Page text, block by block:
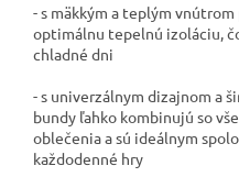
- s mäkkým a teplým vnútrom
optimálnu tepelnú izoláciu,
chladné dni
- s univerzálnym dizajnom a
bundy ľahko kombinujú so
oblečenia a sú ideálnym
každodenné hry